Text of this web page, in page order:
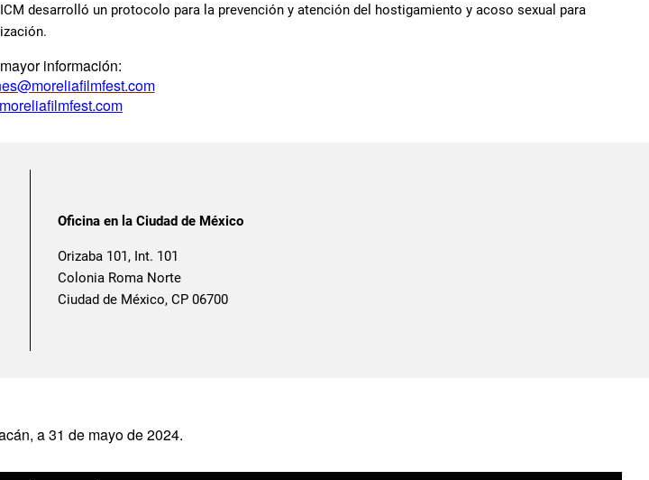
desarrolló un protocolo para la prevención y atención del hostigamiento y acoso sexual para
información:
Oficina en la Ciudad de México
Orizaba 101, Int. 101
Colonia Roma Norte
Ciudad de México, CP 06700
a 31 de mayo de 2024.